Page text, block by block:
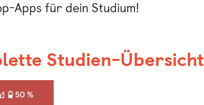
Apps für dein Studium!
Studien-Übersicht